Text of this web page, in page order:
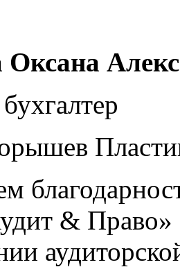
Оксана
& Право»